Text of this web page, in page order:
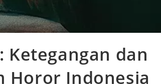
Ketegangan dan
Horor Indonesia